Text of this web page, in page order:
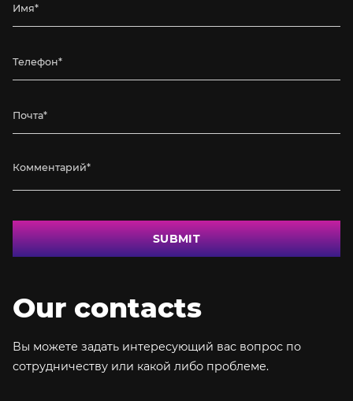
SUBMIT
Our contacts
Вы можете задать интересующий вас вопрос по
сотрудничеству или какой либо проблеме.